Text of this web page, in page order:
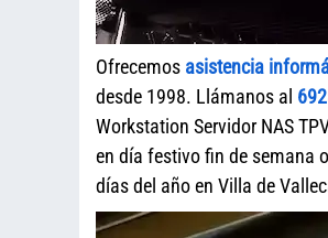
Ofrecemos asistencia
desde 1998. Llámanos al
Workstation Servidor NAS
en día festivo fin de semana
días del año en Villa de